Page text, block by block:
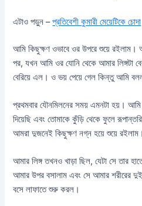
এটাও পড়ুন –প্রতিবেশী কুমারী মেয়েটিকে চোদা
আমি কিছুক্ষণ ওভাবে ওর উপরে শুয়ে রইলাম।
পর, যখন আমি ওর যোনি থেকে আমার লিঙ্গটা
বেরিয়ে এল। ও ভয় পেয়ে গেল কিন্তু আমি
প্রথমবার যৌনমিলনের সময় এমনটা হয়। আমি
দিয়েছি এবং তোমাকে কুঁড়ি থেকে ফুলে
আমরা দুজনেই কিছুক্ষণ নগ্ন হয়ে শুয়ে
আমার লিঙ্গ তখনও খাড়া ছিল, যেটা সে তার
আমার উপর বসালাম এবং সে আমার শরীরের দুই
বসে লাফাতে শুরু করল।